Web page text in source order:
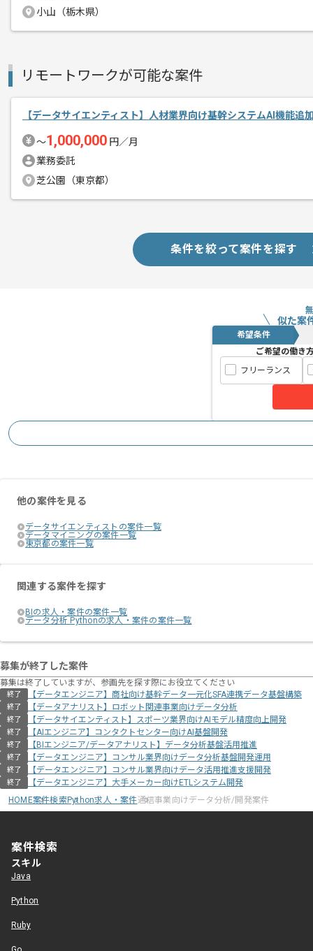
小山（栃木県）
リモートワークが可能な案件
【データサイエンティスト】人材業界向け基幹システムAI機能追
〜1,000,000 円／月
業務委託
芝公園（東京都）
条件を絞って案件を探す
似た案
希望条件
ご希望の働き
フリーランス
他の案件を見る
データサイエンティストの案件一覧
データマイニングの案件一覧
東京都の案件一覧
関連する案件を探す
BIの求人・案件の案件一覧
データ分析 Pythonの求人・案件の案件一覧
募集が終了した案件
募集は終了していますが、参画先を探す際にお役立てください
終了 【データエンジニア】商社向け基幹データ一元化SFA連携データ基盤構築
終了 【データアナリスト】ロボット関連事業向けデータ分析
終了 【データサイエンティスト】スポーツ業界向けAIモデル精度向上開発
終了 【AIエンジニア】コンタクトセンター向けAI基盤開発
終了 【BIエンジニア/データアナリスト】データ分析基盤活用推進
終了 【データエンジニア】コンサル業界向けデータ分析基盤開発運用
終了 【データエンジニア】コンサル業界向けデータ活用推進支援開発
終了
【データエンジニア】大手メーカー向けETLシステム開発
HOME案件検索Python求人・案件通信事業向けデータ分析/開発案件
案件検索
スキル
Java
Python
Ruby